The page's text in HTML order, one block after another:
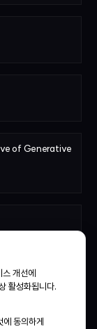
of Generative
스 개선에
활성화됩니다.
동의하게